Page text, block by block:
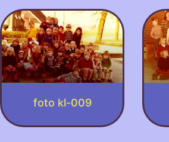
foto kl-009